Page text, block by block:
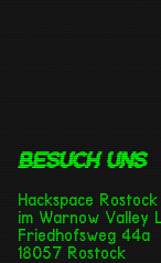
Besuch uns
Hackspace Rostock
im Warnow Valley
Friedhofsweg 44a
18057 Rostock